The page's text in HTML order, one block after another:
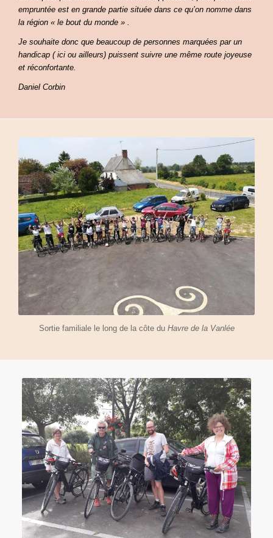
empruntée est en grande partie située dans ce qu’on nomme dans
la région « le bout du monde » .
Je souhaite donc que beaucoup de personnes marquées par un
handicap ( ici ou ailleurs) puissent suivre une même route joyeuse
et réconfortante.
Daniel Corbin
Sortie familiale le long de la côte du Havre de la Vanlée